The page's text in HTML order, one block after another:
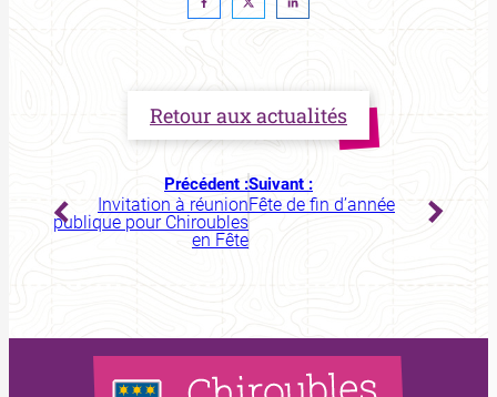
Retour aux actualités
Précédent :
Invitation à réunion
publique pour Chiroubles
en Fête
Suivant :
Fête de fin d’année